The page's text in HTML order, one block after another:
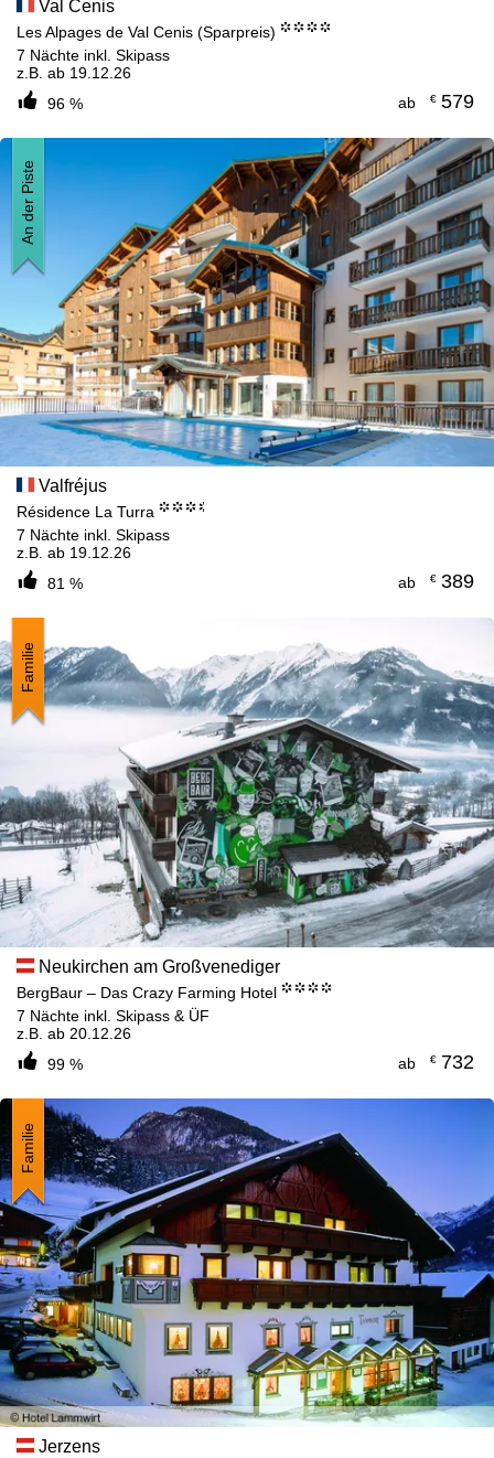
Val Cenis
Les Alpages de Val Cenis (Sparpreis) °°°°
7 Nächte inkl. Skipass
z.B. ab 19.12.26
96 %
ab €579
Valfréjus
Résidence La Turra °°°.
7 Nächte inkl. Skipass
z.B. ab 19.12.26
81 %
ab €389
An der Piste
Neukirchen am Großvenediger
BergBaur – Das Crazy Farming Hotel °°°°
7 Nächte inkl. Skipass & ÜF
z.B. ab 20.12.26
99 %
ab €732
Familie
Jerzens
Familie